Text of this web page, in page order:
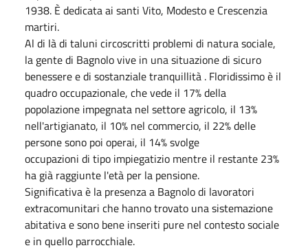
1938. È dedicata ai santi Vito, Modesto e Crescenzia
martiri.
Al di là di taluni circoscritti problemi di natura sociale,
la gente di Bagnolo vive in una situazione di sicuro
benessere e di sostanziale tranquillità . Floridissimo è il
quadro occupazionale, che vede il 17% della
popolazione impegnata nel settore agricolo, il 13%
nell'artigianato, il 10% nel commercio, il 22% delle
persone sono poi operai, il 14% svolge
occupazioni di tipo impiegatizio mentre il restante 23%
ha già raggiunte l'età per la pensione.
Significativa è la presenza a Bagnolo di lavoratori
extracomunitari che hanno trovato una sistemazione
abitativa e sono bene inseriti pure nel contesto sociale
e in quello parrocchiale.